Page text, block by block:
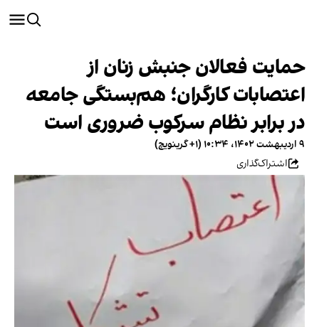
حمایت فعالان جنبش زنان از
اعتصابات کارگران؛ هم‌بستگی جامعه
در برابر نظام سرکوب ضروری است
۹ اردیبهشت ۱۴۰۲، ۱۰:۳۴ (‎+۱ گرینویچ)
اشتراک‌گذاری